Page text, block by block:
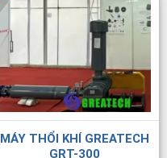
MÁY THỔI KHÍ GREATECH
GRT-300